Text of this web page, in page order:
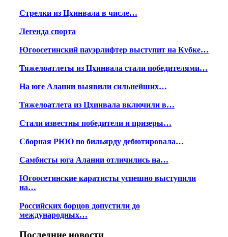
Стрелки из Цхинвала в числе…
Легенда спорта
Югоосетинский пауэрлифтер выступит на Кубке…
Тяжелоатлеты из Цхинвала стали победителями…
На юге Алании выявили сильнейших…
Тяжелоатлета из Цхинвала включили в…
Стали известны победители и призеры…
Сборная РЮО по бильярду дебютировала…
Самбисты юга Алании отличились на…
Югоосетинские каратисты успешно выступили
на…
Российских борцов допустили до
международных…
Последние новости